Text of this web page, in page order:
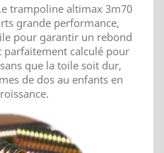
trampoline altimax 3m70
grande performance,
pour garantir un rebond
parfaitement calculé pour
que la toile soit dur,
de dos au enfants en